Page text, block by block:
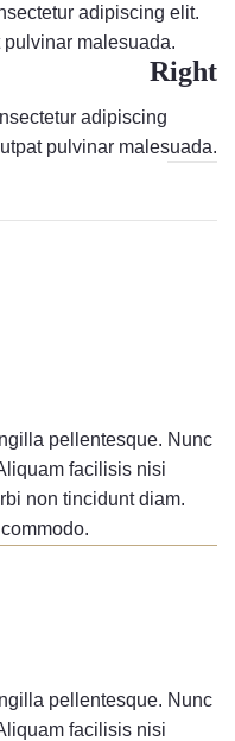
adipiscing elit.
pulvinar malesuada.
Right
adipiscing
pulvinar malesuada.
pellentesque. Nunc
facilisis nisi
non tincidunt diam.
pellentesque. Nunc
facilisis nisi